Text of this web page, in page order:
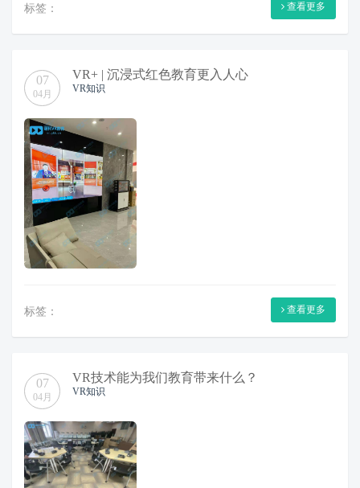
标签： 查看更多
07
04月
VR+ | 沉浸式红色教育更入人心
VR知识
标签： 查看更多
07
04月
VR技术能为我们教育带来什么？
VR知识